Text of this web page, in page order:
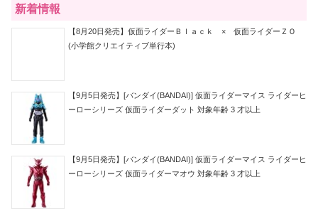
新着情報
【8月20日発売】仮面ライダーＢｌａｃｋ × 仮面ライダーＺＯ
(小学館クリエイティブ単行本)
【9月5日発売】[バンダイ(BANDAI)] 仮面ライダーマイス ライダーヒ
ーローシリーズ 仮面ライダーダット 対象年齢 3 才以上
【9月5日発売】[バンダイ(BANDAI)] 仮面ライダーマイス ライダーヒ
ーローシリーズ 仮面ライダーマオウ 対象年齢 3 才以上